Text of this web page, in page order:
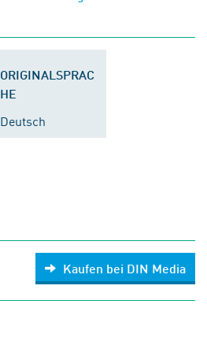
ORIGINALSPRAC
HE
Deutsch
Kaufen bei DIN Media